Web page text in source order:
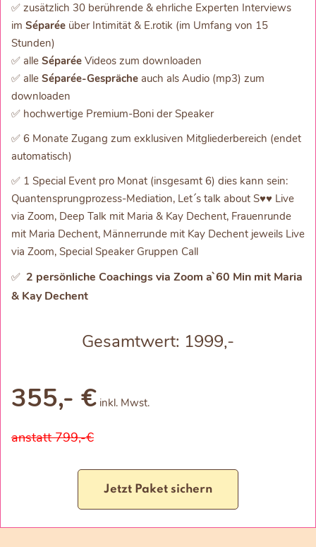
✅ zusätzlich 30 berührende & ehrliche Experten Interviews
im Séparée über Intimität & E.rotik (im Umfang von 15
Stunden)
✅ alle Séparée Videos zum downloaden
✅ alle Séparée-Gespräche auch als Audio (mp3) zum
downloaden
✅ hochwertige Premium-Boni der Speaker
✅ 6 Monate Zugang zum exklusiven Mitgliederbereich (endet
automatisch)
✅ 1 Special Event pro Monat (insgesamt 6) dies kann sein:
Quantensprungprozess-Mediation, Let´s talk about S♥♥ Live
via Zoom, Deep Talk mit Maria & Kay Dechent, Frauenrunde
mit Maria Dechent, Männerrunde mit Kay Dechent jeweils Live
via Zoom, Special Speaker Gruppen Call
✅ 2 persönliche Coachings via Zoom a`60 Min mit Maria
& Kay Dechent
Gesamtwert: 1999,-
355,- € inkl. Mwst.
anstatt 799,-€
Jetzt Paket sichern